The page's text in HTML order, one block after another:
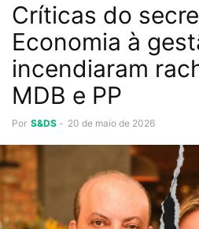
Críticas do
Economia à
incendiaram
MDB e PP
Por S&DS - 20 de maio de 2026